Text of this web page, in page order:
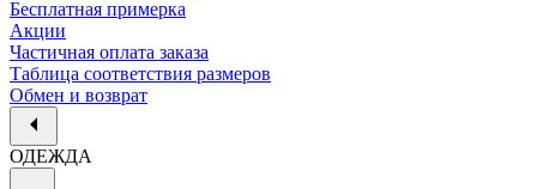
Бесплатная примерка
Акции
Частичная оплата заказа
Таблица соответствия размеров
Обмен и возврат
ОДЕЖДА